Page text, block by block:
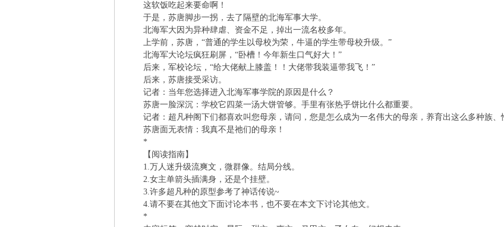
这软饭吃起来要命啊！
于是，苏唐脚步一拐，去了隔壁的北海军事大学。
北海军大因为异种肆虐、资金不足，掉出一流名校多年。
上学前，苏唐，“普通的学生以母校为荣，牛逼的学生带母校升级。”
北海军大论坛疯狂刷屏，“卧槽！今年新生口气好大！”
后来，军校论坛，“给大佬献上膝盖！！大佬带我装逼带我飞！”
后来，苏唐接受采访。
记者：当年您选择进入北海军事学院的原因是什么？
苏唐一脸深沉：学校它四菜一汤大饼管够。手里有张热乎饼比什么都重要。
记者：超凡种阁下们都喜欢叫您母亲，请问，您是怎么成为一名伟大的母亲，养育出这么多种族、
苏唐面无表情：我真不是祂们的母亲！
*
【阅读指南】
1.万人迷升级流爽文，微群像。结局分线。
2.女主单箭头插满身，还是个挂壁。
3.许多超凡种的原型参考了神话传说~
4.请不要在其他文下面讨论本书，也不要在本文下讨论其他文。
*